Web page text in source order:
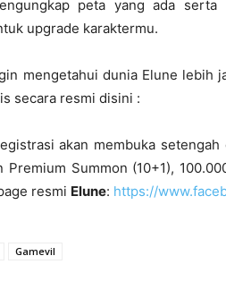
peta yang ada
upgrade karaktermu.
mengetahui dunia Elune lebih
secara resmi disini :
akan membuka
Premium Summon (10+1),
resmi Elune: https://
Gamevil